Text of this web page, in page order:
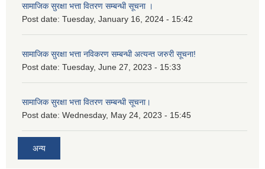
सामाजिक सुरक्षा भत्ता वितरण सम्बन्धी सूचना ।
Post date: Tuesday, January 16, 2024 - 15:42
सामाजिक सुरक्षा भत्ता नविकरण सम्बन्धी अत्यन्त जरुरी सूचना!
Post date: Tuesday, June 27, 2023 - 15:33
सामाजिक सुरक्षा भत्ता वितरण सम्बन्धी सूचना।
Post date: Wednesday, May 24, 2023 - 15:45
अन्य